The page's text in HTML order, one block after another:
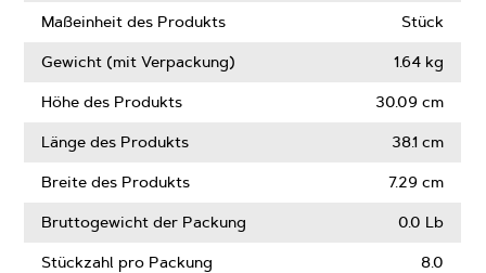
Maßeinheit des Produkts Stück
Gewicht (mit Verpackung) 1.64 kg
Höhe des Produkts 30.09 cm
Länge des Produkts 38.1 cm
Breite des Produkts 7.29 cm
Bruttogewicht der Packung 0.0 Lb
Stückzahl pro Packung 8.0